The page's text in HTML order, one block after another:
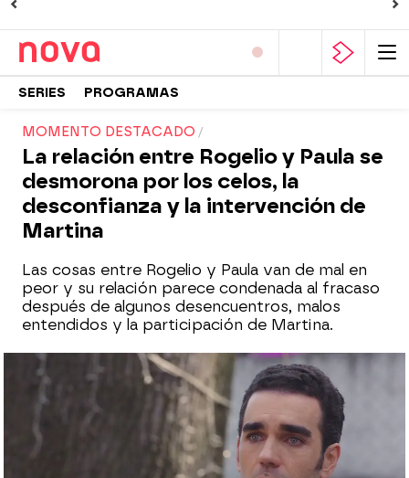
SERIES PROGRAMAS
MOMENTO DESTACADO
La relación entre Rogelio y Paula se
desmorona por los celos, la
desconfianza y la intervención de
Martina
Las cosas entre Rogelio y Paula van de mal en
peor y su relación parece condenada al fracaso
después de algunos desencuentros, malos
entendidos y la participación de Martina.